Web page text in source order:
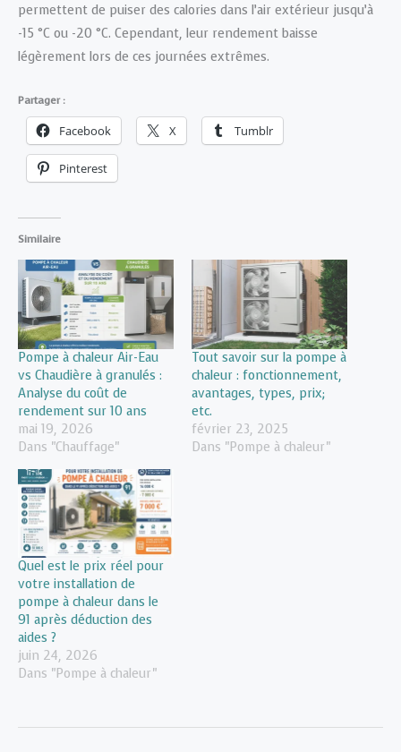
permettent de puiser des calories dans l’air extérieur jusqu’à
-15 °C ou -20 °C. Cependant, leur rendement baisse
légèrement lors de ces journées extrêmes.
Partager :
Facebook X Tumblr
Pinterest
Similaire
Pompe à chaleur Air-Eau
vs Chaudière à granulés :
Analyse du coût de
rendement sur 10 ans
mai 19, 2026
Dans "Chauffage"
Tout savoir sur la pompe à
chaleur : fonctionnement,
avantages, types, prix;
etc.
février 23, 2025
Dans "Pompe à chaleur"
Quel est le prix réel pour
votre installation de
pompe à chaleur dans le
91 après déduction des
aides ?
juin 24, 2026
Dans "Pompe à chaleur"